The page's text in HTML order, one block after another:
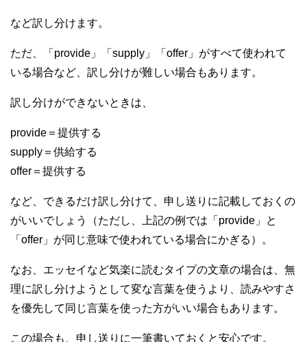
など訳し分けます。
ただ、「provide」「supply」「offer」がすべて使われて
いる場合など、訳し分けが難しい場合もあります。
訳し分けができないときは、
provide＝提供する
supply＝供給する
offer＝提供する
など、できるだけ訳し分けて、申し送りに記載しておくの
がいいでしょう（ただし、上記の例では「provide」と
「offer」が同じ意味で使われている場合にかぎる）。
なお、エッセイなど気楽に読むタイプの文章の場合は、無
理に訳し分けようとして変な言葉を使うより、読みやすさ
を優先して同じ言葉を使った方がいい場合もあります。
この場合も、申し送りに一筆書いておくと安心です。